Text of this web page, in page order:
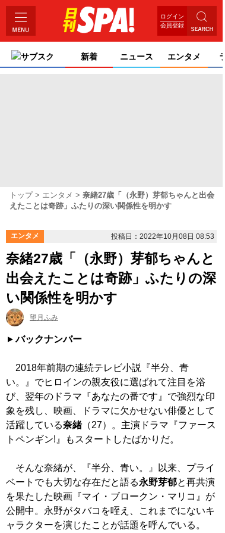
ログイン
会員登録
サブスク 新着 ニュース エンタメ
トップ エンタメ
奈緒27歳「（永野）芽郁ちゃんと出会
えたことは奇跡」ふたりの深い関係性を明かす
エンタメ 投稿日：2022年10月08日 08:53
奈緒27歳「（永野）芽郁ちゃんと
出会えたことは奇跡」ふたりの深
い関係性を明かす
望月ふみ
バックナンバー
2018年前期の連続テレビ小説『半分、青
い。』でヒロインの親友役に選ばれて注目を浴
び、翌年のドラマ『あなたの番です』で強烈な印
象を残し、映画、ドラマに欠かせない俳優として
活躍している奈緒（27）。主演ドラマ『ファース
トペンギン!』もスタートしたばかりだ。
そんな奈緒が、『半分、青い。』以来、プライ
ベートでも大切な存在だと語る永野芽郁と再共演
を果たした映画『マイ・ブロークン・マリコ』が
公開中。永野がタバコを咥え、これまでにないキ
ャラクターを演じたことが話題を呼んでいる。